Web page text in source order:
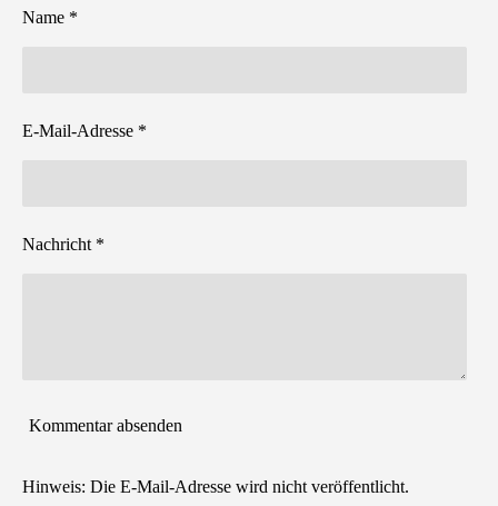
Name *
E-Mail-Adresse *
Nachricht *
Kommentar absenden
Hinweis: Die E-Mail-Adresse wird nicht veröffentlicht.